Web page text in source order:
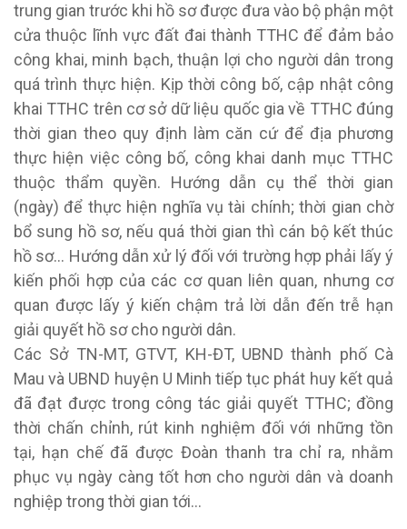
trung gian trước khi hồ sơ được đưa vào bộ phận một
cửa thuộc lĩnh vực đất đai thành TTHC để đảm bảo
công khai, minh bạch, thuận lợi cho người dân trong
quá trình thực hiện. Kịp thời công bố, cập nhật công
khai TTHC trên cơ sở dữ liệu quốc gia về TTHC đúng
thời gian theo quy định làm căn cứ để địa phương
thực hiện việc công bố, công khai danh mục TTHC
thuộc thẩm quyền. Hướng dẫn cụ thể thời gian
(ngày) để thực hiện nghĩa vụ tài chính; thời gian chờ
bổ sung hồ sơ, nếu quá thời gian thì cán bộ kết thúc
hồ sơ… Hướng dẫn xử lý đối với trường hợp phải lấy ý
kiến phối hợp của các cơ quan liên quan, nhưng cơ
quan được lấy ý kiến chậm trả lời dẫn đến trễ hạn
giải quyết hồ sơ cho người dân.
Các Sở TN-MT, GTVT, KH-ĐT, UBND thành phố Cà
Mau và UBND huyện U Minh tiếp tục phát huy kết quả
đã đạt được trong công tác giải quyết TTHC; đồng
thời chấn chỉnh, rút kinh nghiệm đối với những tồn
tại, hạn chế đã được Đoàn thanh tra chỉ ra, nhằm
phục vụ ngày càng tốt hơn cho người dân và doanh
nghiệp trong thời gian tới…